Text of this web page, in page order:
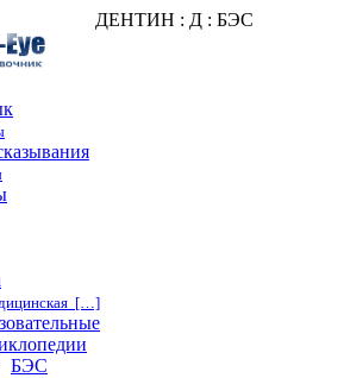
ДЕНТИН : Д : БЭС
[…]
БЭС